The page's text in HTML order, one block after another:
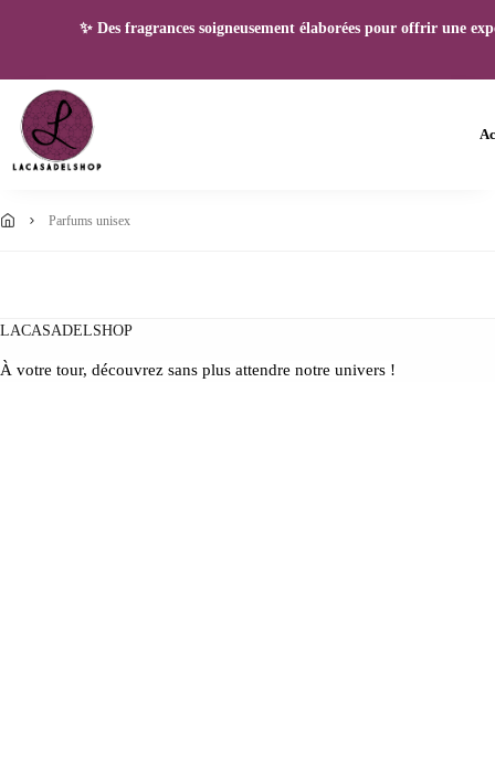
✨ Des fragrances soigneusement élaborées pour offrir une
parfums unisex
LACASADELSHOP
À votre tour, découvrez sans plus attendre notre univers !